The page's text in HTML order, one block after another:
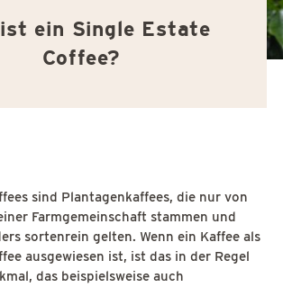
ein Single Estate
Coffee?
sind Plantagenkaffees, die nur von
Farmgemeinschaft stammen und
sortenrein gelten. Wenn ein Kaffee als
ausgewiesen ist, ist das in der Regel
das beispielsweise auch